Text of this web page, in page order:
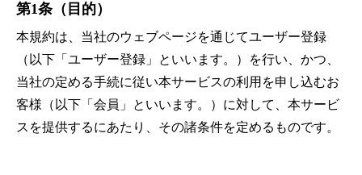
第1条（目的）
本規約は、当社のウェブページを通じてユーザー登録
（以下「ユーザー登録」といいます。）を行い、かつ、
当社の定める手続に従い本サービスの利用を申し込むお
客様（以下「会員」といいます。）に対して、本サービ
スを提供するにあたり、その諸条件を定めるものです。